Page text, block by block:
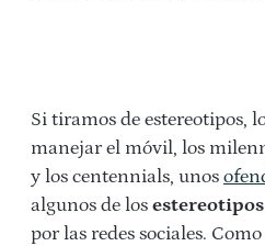
Si tiramos de estereotipos,
manejar el móvil, los
y los centennials, unos
algunos de los
por las redes sociales.